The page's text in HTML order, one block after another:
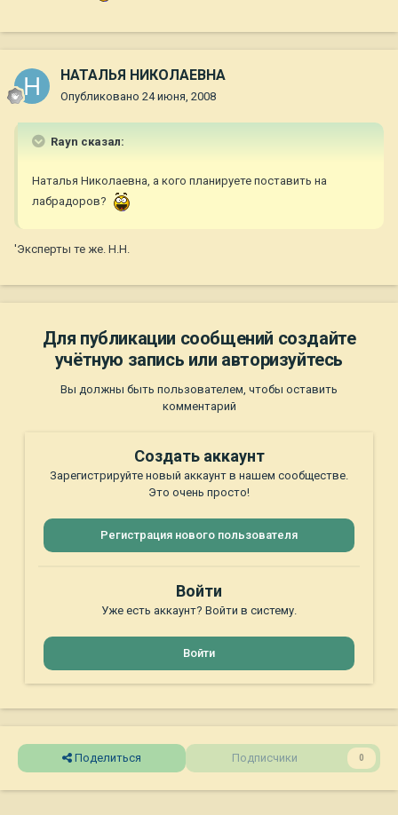
НАТАЛЬЯ НИКОЛАЕВНА
Опубликовано 24 июня, 2008
Rayn сказал:
Наталья Николаевна, а кого планируете поставить на
лабрадоров?
'Эксперты те же. Н.Н.
Для публикации сообщений создайте
учётную запись или авторизуйтесь
Вы должны быть пользователем, чтобы оставить
комментарий
Создать аккаунт
Зарегистрируйте новый аккаунт в нашем сообществе.
Это очень просто!
Регистрация нового пользователя
Войти
Уже есть аккаунт? Войти в систему.
Войти
Поделиться Подписчики 0